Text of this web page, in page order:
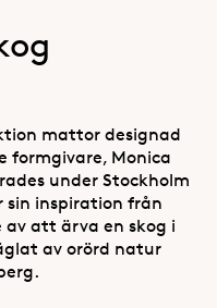
mattor designad
formgivare, Monica
under Stockholm
sin inspiration från
av att ärva en skog i
av orörd natur